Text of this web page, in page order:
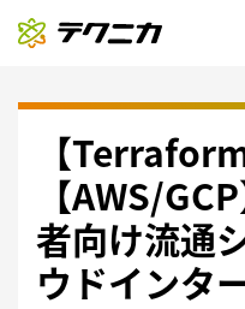
【Terraform
【AWS/
者向け流通
ウドインタ